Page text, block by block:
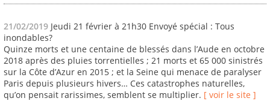
21/02/2019 Jeudi 21 février à 21h30 Envoyé spécial : Tous
inondables?
Quinze morts et une centaine de blessés dans l’Aude en octobre
2018 après des pluies torrentielles ; 21 morts et 65 000 sinistrés
sur la Côte d’Azur en 2015 ; et la Seine qui menace de paralyser
Paris depuis plusieurs hivers… Ces catastrophes naturelles,
qu’on pensait rarissimes, semblent se multiplier. [ voir le site ]